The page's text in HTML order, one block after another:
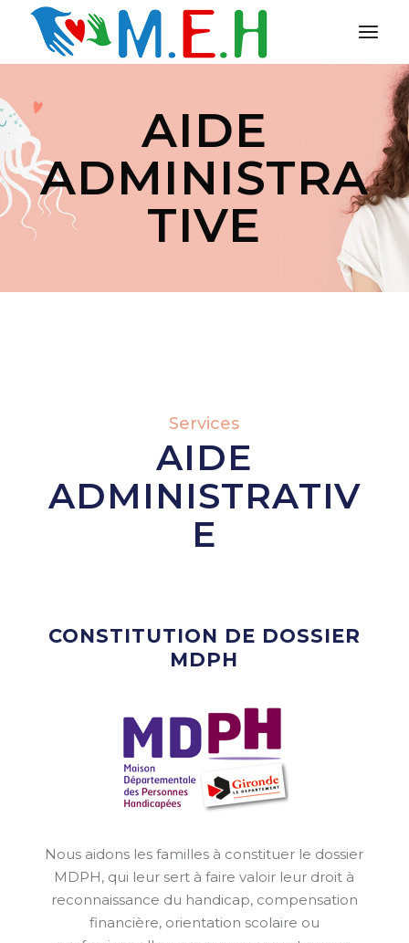
AIDE
ADMINISTRA
TIVE
Services
AIDE
ADMINISTRATIV
E
CONSTITUTION DE DOSSIER
MDPH
Nous aidons les familles à constituer le dossier
MDPH, qui leur sert à faire valoir leur droit à
reconnaissance du handicap, compensation
financière, orientation scolaire ou